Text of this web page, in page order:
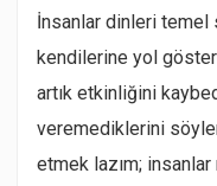
İnsanlar dinleri temel
kendilerine yol
artık etkinliğini
veremediklerini
etmek lazım;